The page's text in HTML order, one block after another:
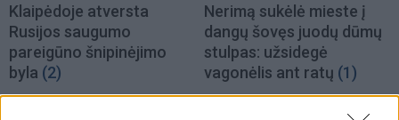
Klaipėdoje atversta
Rusijos saugumo
pareigūno šnipinėjimo
byla (2)
Nerimą sukėlė mieste į
dangų šovęs juodų dūmų
stulpas: užsidegė
vagonėlis ant ratų (1)